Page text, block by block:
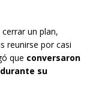
cerrar un plan,
reunirse por casi
que conversaron
su